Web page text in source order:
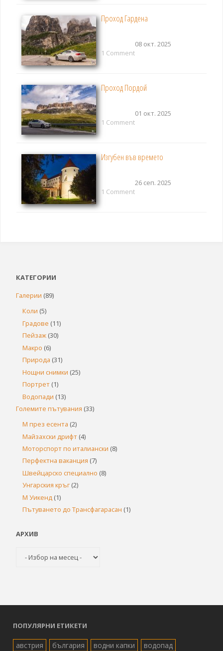
Проход Гардена
08 окт. 2025
1 Comment
Проход Пордой
01 окт. 2025
1 Comment
Изгубен във времето
26 сеп. 2025
1 Comment
КАТЕГОРИИ
Галерии (89)
Коли (5)
Градове (11)
Пейзаж (30)
Макро (6)
Природа (31)
Нощни снимки (25)
Портрет (1)
Водопади (13)
Големите пътувания (33)
М през есента (2)
Майзахски дрифт (4)
Моторспорт по италиански (8)
Перфектна ваканция (7)
Швейцарско специално (8)
Унгарския кръг (2)
М Уикенд (1)
Пътуването до Трансфагарасан (1)
АРХИВ
ПОПУЛЯРНИ ЕТИКЕТИ
австрия българия водни капки
водопад